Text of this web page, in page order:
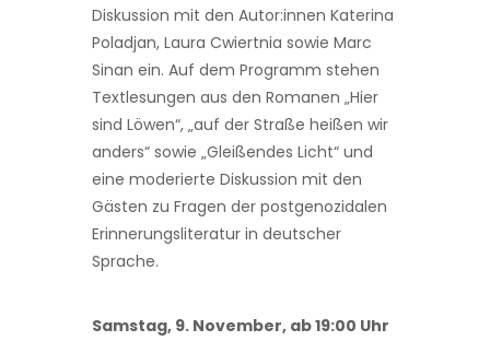
Diskussion mit den Autor:innen Katerina
Poladjan, Laura Cwiertnia sowie Marc
Sinan ein. Auf dem Programm stehen
Textlesungen aus den Romanen „Hier
sind Löwen“, „auf der Straße heißen wir
anders“ sowie „Gleißendes Licht“ und
eine moderierte Diskussion mit den
Gästen zu Fragen der postgenozidalen
Erinnerungsliteratur in deutscher
Sprache.
Samstag, 9. November, ab 19:00 Uhr